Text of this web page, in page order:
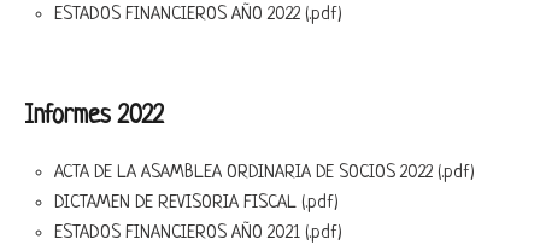
ESTADOS FINANCIEROS AÑO 2022 (.pdf)
Informes 2022
ACTA DE LA ASAMBLEA ORDINARIA DE SOCIOS 2022 (.pdf)
DICTAMEN DE REVISORIA FISCAL (.pdf)
ESTADOS FINANCIEROS AÑO 2021 (.pdf)